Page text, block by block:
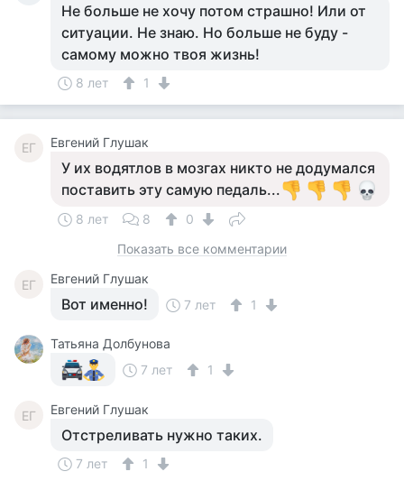
Не больше не хочу потом страшно! Или от
ситуации. Не знаю. Но больше не буду -
самому можно твоя жизнь!
8 лет 1
ЕГ Евгений Глушак
У их водятлов в мозгах никто не додумался
поставить эту самую педаль...
8 лет 8
0
Показать все комментарии
ЕГ Евгений Глушак
Вот именно! 7 лет 1
Татьяна Долбунова
7 лет
1
ЕГ Евгений Глушак
Отстреливать нужно таких.
7 лет
1